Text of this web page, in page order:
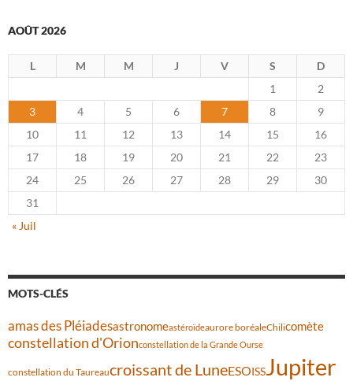
AOÛT 2026
L M M J V S
D
1
2
3
4 5 6 7 8
9
10
11 12 13 14 15
16
17
18 19 20 21 22
23
24
25 26 27 28 29
30
31
« Juil
MOTS-CLÉS
amas des Pléiadesastronomeastéroïdeaurore boréaleChilicomète
constellation d'Orionconstellation de la Grande Ourse
constellation du Taureaucroissant de LuneESOISSJupiter